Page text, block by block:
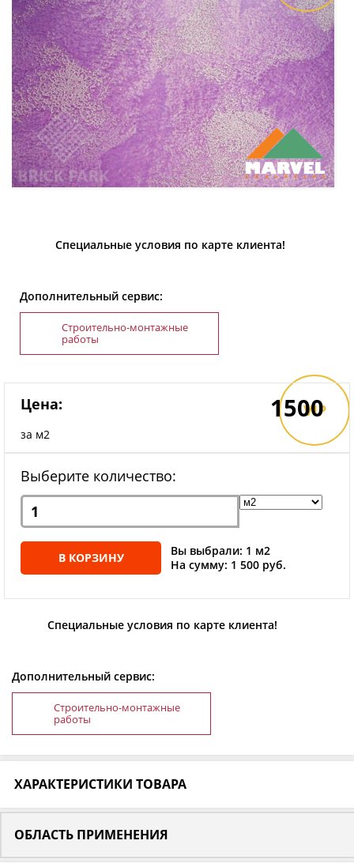
Специальные условия по карте клиента!
Дополнительный сервис:
Строительно-монтажные
работы
VIP
Цена:
за м2
1500
Выберите количество:
В КОРЗИНУ
Вы выбрали: 1 м2
На сумму: 1 500 руб.
Специальные условия по карте клиента!
Дополнительный сервис:
Строительно-монтажные
работы
ХАРАКТЕРИСТИКИ ТОВАРА
ОБЛАСТЬ ПРИМЕНЕНИЯ